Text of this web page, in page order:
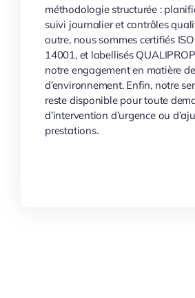
méthodologie structurée :
suivi journalier et contrôles
outre, nous sommes certifiés
14001, et labellisés
notre engagement en matière
d’environnement. Enfin, notre
reste disponible pour toute
d’intervention d’urgence ou
prestations.